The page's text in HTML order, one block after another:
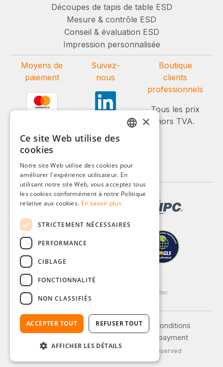
Découpes de tapis de table ESD
Mesure & contrôle ESD
Conseil & évaluation ESD
Impression personnalisée
Moyens de
paiement
Suivez-
nous
Boutique
clients
professionnels
Tous les prix
hors TVA.
Legal notice
General terms and conditions
Shipping and payment
© 2026 Weidinger GmbH, All Rights Reserved
ITALIAN
POLISH
×
Ce site Web utilise des
cookies
Notre site Web utilise des cookies pour
améliorer l'expérience utilisateur. En
utilisant notre site Web, vous acceptez tous
les cookies conformément à notre Politique
relative aux cookies. En savoir plus
STRICTEMENT NÉCESSAIRES
PERFORMANCE
CIBLAGE
FONCTIONNALITÉ
NON CLASSIFIÉS
ACCEPTER TOUT REFUSER TOUT
AFFICHER LES DÉTAILS